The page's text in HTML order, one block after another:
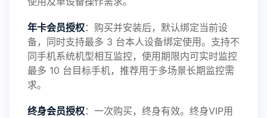
2025-01-13 V3.7
2024-10-08 V3.6
年卡会员授权：购买并安装后，默认绑定当前设
备，同时支持最多 3 台本人设备绑定使用。支持不
同手机系统机型相互监控，使用期限内可实时监控
最多 10 台目标手机，推荐用于多场景长期监控需
求。
终身会员授权：一次购买，终身有效。终身VIP用